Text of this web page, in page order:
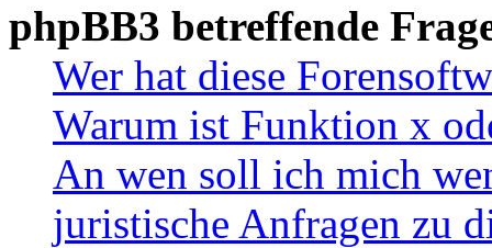
phpBB3 betreffende
Wer hat diese
Warum ist Funktion x
An wen soll ich mich
juristische Anfragen zu